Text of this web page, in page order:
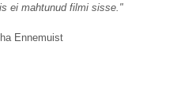
ei mahtunud filmi sisse."
Ennemuist